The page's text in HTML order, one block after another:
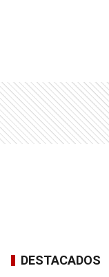
DESTACADOS